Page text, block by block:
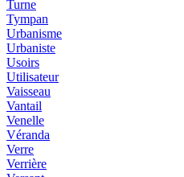
Turne
Tympan
Urbanisme
Urbaniste
Usoirs
Utilisateur
Vaisseau
Vantail
Venelle
Véranda
Verre
Verrière